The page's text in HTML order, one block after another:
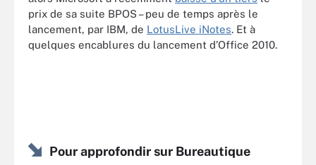
prix de sa suite BPOS – peu de temps après le
lancement, par IBM, de LotusLive iNotes. Et à
quelques encablures du lancement d’Office 2010.
Pour approfondir sur Bureautique